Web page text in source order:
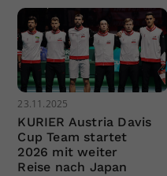
23.11.2025
KURIER Austria Davis
Cup Team startet
2026 mit weiter
Reise nach Japan